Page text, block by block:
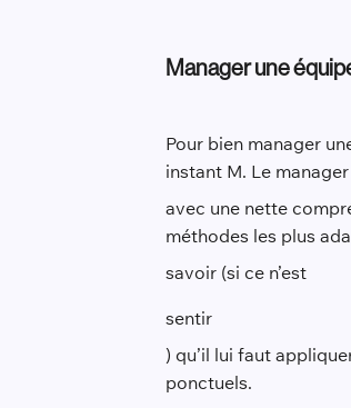
Manager une
Pour bien manager
instant M. Le
avec une nette
méthodes les plus
savoir (si ce n’est
sentir
) qu’il lui faut
ponctuels.